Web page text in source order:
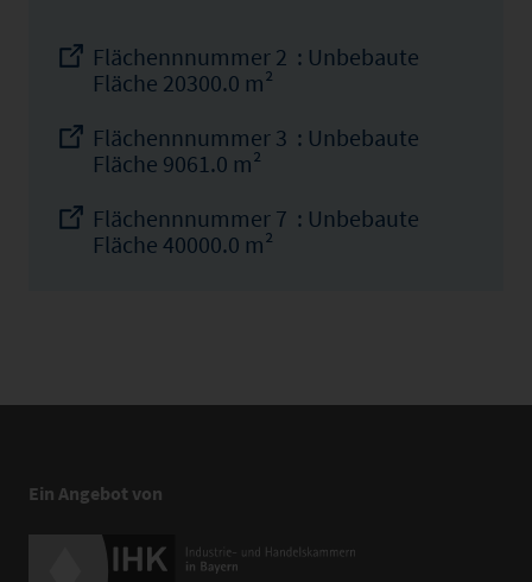
Flächennnummer 2 : Unbebaute
Fläche 20300.0 m²
Flächennnummer 3 : Unbebaute
Fläche 9061.0 m²
Flächennnummer 7 : Unbebaute
Fläche 40000.0 m²
Ein Angebot von